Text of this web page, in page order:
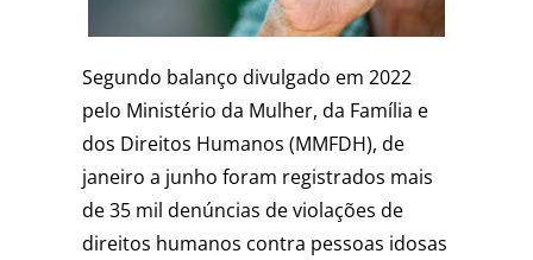
Segundo balanço divulgado em 2022
pelo Ministério da Mulher, da Família e
dos Direitos Humanos (MMFDH), de
janeiro a junho foram registrados mais
de 35 mil denúncias de violações de
direitos humanos contra pessoas idosas